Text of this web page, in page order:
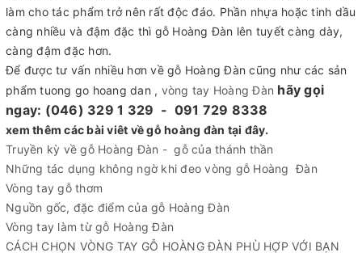
làm cho tác phẩm trở nên rất độc đáo. Phần nhựa hoặc tinh dầu
càng nhiều và đậm đặc thì gỗ Hoàng Đàn lên tuyết càng dày,
càng đậm đặc hơn.
Để được tư vấn nhiều hơn về gỗ Hoàng Đàn cũng như các sản
phẩm tuong go hoang dan , vòng tay Hoàng Đàn hãy gọi
ngay: (046) 329 1 329 - 091 729 8338
xem thêm các bài viêt về gỗ hoàng đàn tại đây.
Truyền kỳ về gỗ Hoàng Đàn - gỗ của thánh thần
Những tác dụng không ngờ khi đeo vòng gỗ Hoàng Đàn
Vòng tay gỗ thơm
Nguồn gốc, đặc điểm của gỗ Hoàng Đàn
Vòng tay làm từ gỗ Hoàng Đàn
CÁCH CHỌN VÒNG TAY GỖ HOÀNG ĐÀN PHÙ HỢP VỚI BẠN